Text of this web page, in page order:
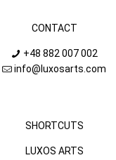
CONTACT
+48 882 007 002
info@luxosarts.com
SHORTCUTS
LUXOS ARTS